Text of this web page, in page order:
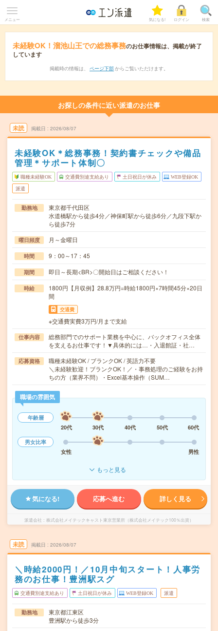
メニュー 気になる! ログイン 検索
未経験OK！溜池山王での総務事務のお仕事情報は、掲載が終了
しています
掲載時の情報は、 ページ下部 からご覧いただけます。
お探しの条件に近い派遣のお仕事
未読 掲載日 2026/08/07
未経験OK＊総務事務！契約書チェックや備品
管理＊サポート体制〇
職種未経験OK 交通費別途支給あり 土日祝日が休み WEB登録OK
派遣
勤務地
東京都千代田区
水道橋駅から徒歩4分／神保町駅から徒歩6分／九段下駅か
ら徒歩7分
曜日頻度 月～金曜日
時間 9：00～17：45
期間 即日～長期<BR>〇開始日はご相談ください！
時給
1800円【月収例】28.8万円=時給1800円×7時間45分×20日
間
交通費
※交通費実費3万円/月まで支給
仕事内容
総務部門でのサポート業務を中心に、バックオフィス全体
を支えるお仕事です！▼具体的には…・入退館証・社…
応募資格
職種未経験OK / ブランクOK / 英語力不要
＼未経験歓迎！ブランクOK！／・事務処理のご経験をお持
ちの方（業界不問）・Excel基本操作（SUM…
職場の雰囲気
年齢層
20代
30代 40代 50代
60代
男女比率
女性
男性
もっと見る
気になる! 応募へ進む 詳しく見る
派遣会社 株式会社メイテックキャスト東京営業所（株式会社メイテック100％出資）
未読 掲載日 2026/08/07
＼時給2000円！／10月中旬スタート！人事労
務のお仕事！豊洲駅スグ
交通費別途支給あり 土日祝日が休み WEB登録OK 派遣
勤務地
東京都江東区
豊洲駅から徒歩3分